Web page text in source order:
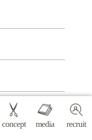
concept media recruit